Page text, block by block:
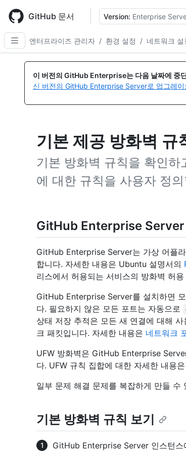
main
content
GitHub 문서 Version: Enterprise
엔터프라이즈 관리자 / 환경 설정 / 네트워크 설
이 버전의 GitHub Enterprise는 다음 날짜에 중
신 버전의 GitHub Enterprise Server로 업그레이
기본 제공 방화벽 규
기본 방화벽 규칙을 확인
에 대한 규칙을 사용자 정
GitHub Enterprise Server
GitHub Enterprise Server는 가상 어플
합니다. 자세한 내용은 Ubuntu 설명서의
리스에서 허용되는 서비스의 방화벽 허
GitHub Enterprise Server를 설치하면
다. 필요하지 않은 모든 포트는 자동으로
상태 저장 추적은 모든 새 연결에 대해
크 패킷입니다. 자세한 내용은 네트워크
UFW 방화벽은 GitHub Enterprise
다. UFW 규칙 집합에 대한 자세한 내용은
일부 문제 해결 문제를 복잡하게 만들 수
기본 방화벽 규칙 보기
GitHub Enterprise Server 인스턴스